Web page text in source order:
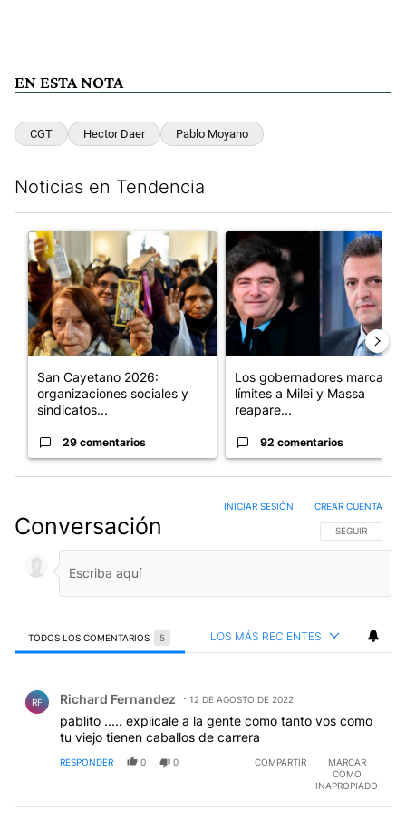
EN ESTA NOTA
CGT Hector Daer Pablo Moyano
Noticias en Tendencia
Un artículo de tendencia con el título "San Cayetano 2026:
San Cayetano 2026:
organizaciones sociales y
sindicatos...
29 comentarios
Un artículo de tendencia
Los gobernadores marcan
límites a Milei y Massa
reapare...
92 comentarios
Conversación SIGA ESTA
SEGUIR
INICIAR SESIÓN CREAR CUENTA
TODOS LOS COMENTARIOS 5 LOS MÁS RECIENTES
RF Richard Fernandez 12 DE AGOSTO DE 2022
pablito ..... explicale a la gente como tanto vos como
tu viejo tienen caballos de carrera
RESPONDER 0 0 COMPARTIR
MARCAR
COMO
INAPROPIADO